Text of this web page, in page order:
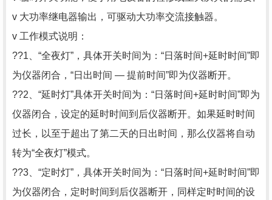
v 大功率继电器输出，可驱动大功率交流接触器。
v 工作模式说明：
??1、“全夜灯”，具体开关时间为：“日落时间+延时时间”即
为仪器闭合，“日出时间 — 提前时间”即为仪器断开。
??2、“延时灯”具体开关时间为：“日落时间+延时时间”即为
仪器闭合，设定的延时时间到后仪器断开。如果延时时间
过长，以至于超出了第二天的日出时间，那么仪器将自动
转为“全夜灯”模式。
??3、“定时灯”，具体开关时间为：“日落时间+延时时间”即
为仪器闭合，定时时间到后仪器断开，同样定时时间的设